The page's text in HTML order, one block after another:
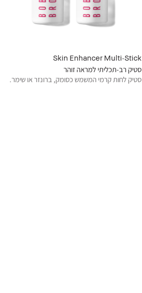
Skin Enhancer Multi-Stick
סטיק רב-תכליתי למראה זוהר
סטיק לחות קרמי המשמש כסומק, ברונזר או שימר.